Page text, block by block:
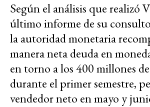
Según el análisis que realizó
último informe de su
la autoridad monetaria
manera neta deuda en
en torno a los 400 millones
durante el primer semestre,
vendedor neto en mayo y